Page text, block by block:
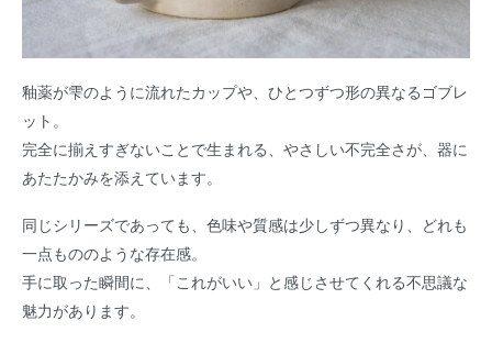
釉薬が雫のように流れたカップや、ひとつずつ形の異なるゴブレ
ット。
完全に揃えすぎないことで生まれる、やさしい不完全さが、器に
あたたかみを添えています。
同じシリーズであっても、色味や質感は少しずつ異なり、どれも
一点もののような存在感。
手に取った瞬間に、「これがいい」と感じさせてくれる不思議な
魅力があります。